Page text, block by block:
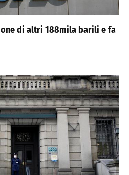
di altri 188mila barili e fa